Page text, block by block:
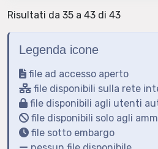
Risultati da 35 a 43 di 43
Legenda icone
file ad accesso aperto
file disponibili sulla rete
file disponibili agli utenti
file disponibili solo agli
file sotto embargo